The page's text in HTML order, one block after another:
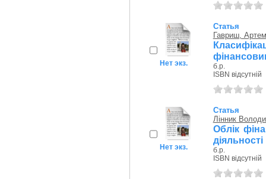
Нет экз.
Статья
Гавриш,
б.р.
ISBN відсутній
Нет экз.
Статья
Лінник
Облік
діяльності
б.р.
ISBN відсутній